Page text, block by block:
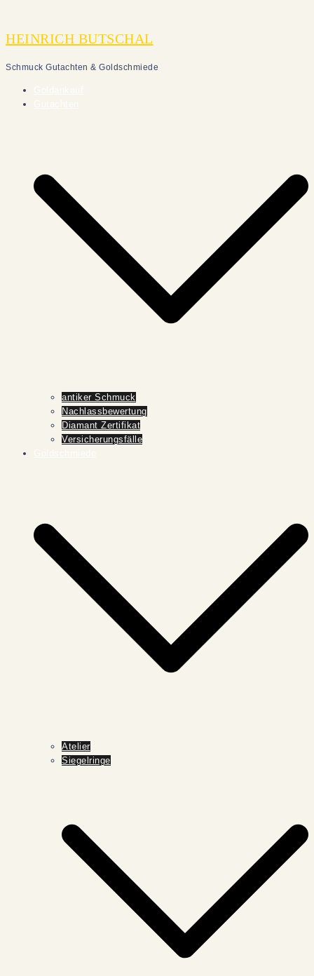
springen
HEINRICH BUTSCHAL
Schmuck Gutachten & Goldschmiede
antiker Schmuck
Nachlassbewertung
Diamant Zertifikat
Versicherungsfälle
Atelier
Siegelringe